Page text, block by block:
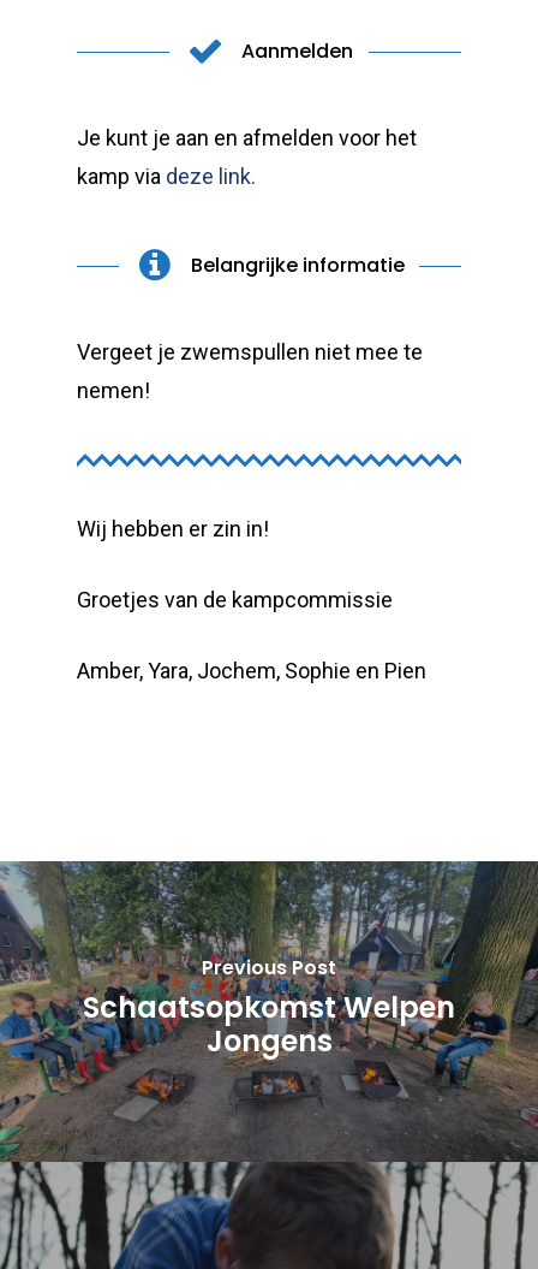
Aanmelden
Je kunt je aan en afmelden voor het
kamp via deze link.
Belangrijke informatie
Vergeet je zwemspullen niet mee te
nemen!
Wij hebben er zin in!
Groetjes van de kampcommissie
Amber, Yara, Jochem, Sophie en Pien
Previous Post
Schaatsopkomst Welpen
Jongens